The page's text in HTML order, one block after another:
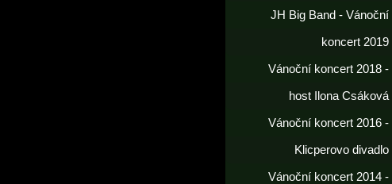
JH Big Band - Vánoční
koncert 2019
Vánoční koncert 2018 -
host Ilona Csáková
Vánoční koncert 2016 -
Klicperovo divadlo
Vánoční koncert 2014 -